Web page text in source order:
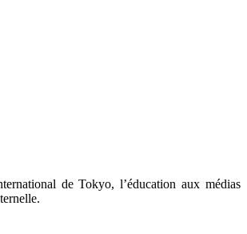
de Tokyo, l’éducation aux médias